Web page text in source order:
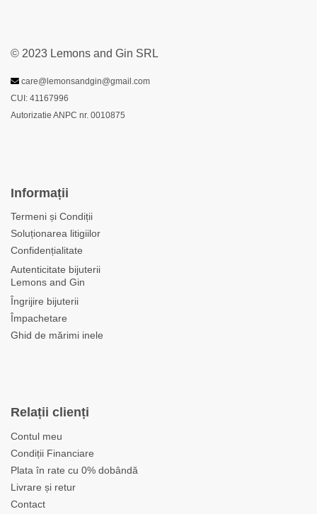
© 2023 Lemons and Gin SRL
care@lemonsandgin@gmail.com
CUI: 41167996
Autorizatie ANPC nr. 0010875
Informații
Termeni și Condiții
Soluționarea litigiilor
Confidențialitate
Autenticitate bijuterii
Lemons and Gin
Îngrijire bijuterii
Împachetare
Ghid de mărimi inele
Relații clienți
Contul meu
Condiții Financiare
Plata în rate cu 0% dobândă
Livrare și retur
Contact